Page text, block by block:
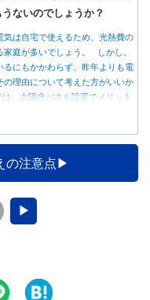
ないのでしょうか？
気は自宅で使えるため、光熱費の
家庭が多いでしょう。 しかし、
るにもかかわらず、昨年よりも電
の理由について考えた方がいいか
、太陽光パネル設置でメリット
の注意点
▶